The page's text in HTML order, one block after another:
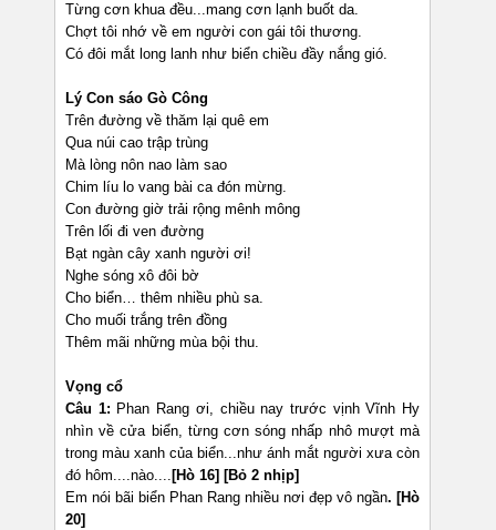
Từng cơn khua đều...mang cơn lạnh buốt da.
Chợt tôi nhớ về em người con gái tôi thương.
Có đôi mắt long lanh như biển chiều đầy nắng gió.
Lý Con sáo Gò Công
Trên đường về thăm lại quê em
Qua núi cao trập trùng
Mà lòng nôn nao làm sao
Chim líu lo vang bài ca đón mừng.
Con đường giờ trải rộng mênh mông
Trên lối đi ven đường
Bạt ngàn cây xanh người ơi!
Nghe sóng xô đôi bờ
Cho biển… thêm nhiều phù sa.
Cho muối trắng trên đồng
Thêm mãi những mùa bội thu.
Vọng cổ
Câu 1: Phan Rang ơi, chiều nay trước vịnh Vĩnh Hy
nhìn về cửa biển, từng cơn sóng nhấp nhô mượt mà
trong màu xanh của biển...như ánh mắt người xưa còn
đó hôm....nào.... [Hò 16] [Bỏ 2 nhịp]
Em nói bãi biển Phan Rang nhiều nơi đẹp vô ngần. [Hò
20]